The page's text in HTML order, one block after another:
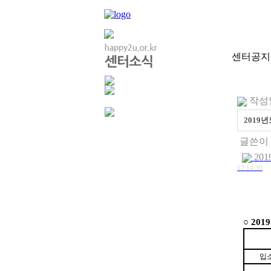
센터공지
작성
2019년
글쓴이
17:14:30
○ 2019
입